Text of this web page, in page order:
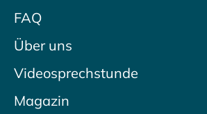
FAQ
Über uns
Videosprechstunde
Magazin